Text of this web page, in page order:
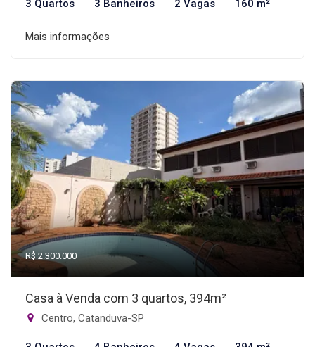
3 Quartos 3 Banheiros 2 Vagas 160 m²
Mais informações
R$ 2.300.000
Casa à Venda com 3 quartos, 394m²
Centro, Catanduva-SP